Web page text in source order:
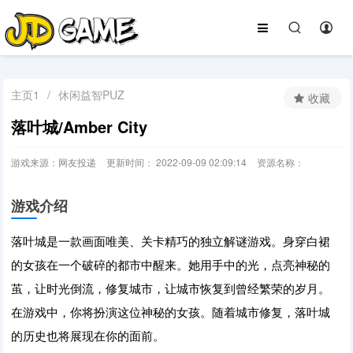
主页1 / 休闲益智PUZ
落叶城/Amber City
游戏来源：网友投递 更新时间： 2022-09-09 02:09:14 资源名称：
收藏
游戏介绍
落叶城是一款画面唯美、关卡精巧的独立解谜游戏。身穿白裙
的女孩在一个破碎的都市中醒来。她用手中的光，点亮神秘的
茧，让时光倒流，修复城市，让城市恢复到曾经繁荣的岁月。
在游戏中，你将扮演这位神秘的女孩。随着城市修复，落叶城
的历史也将展现在你的面前。